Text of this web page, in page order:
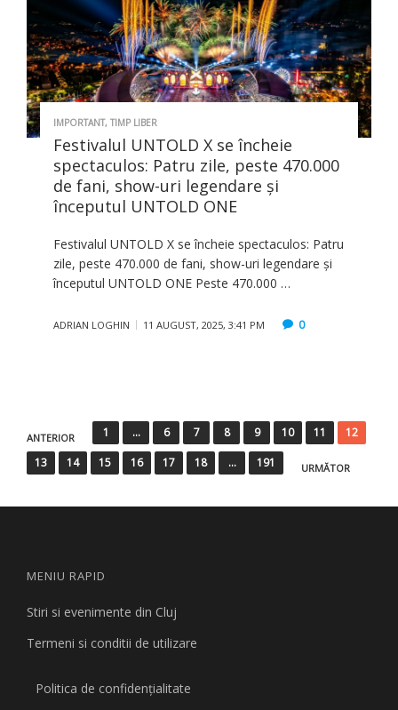
IMPORTANT, TIMP LIBER
Festivalul UNTOLD X se încheie
spectaculos: Patru zile, peste 470.000
de fani, show-uri legendare și
începutul UNTOLD ONE
Festivalul UNTOLD X se încheie spectaculos: Patru
zile, peste 470.000 de fani, show-uri legendare și
începutul UNTOLD ONE Peste 470.000 …
ADRIAN LOGHIN 11 AUGUST, 2025, 3:41 PM 0
Paginație
articole
ANTERIOR 1 … 6 7 8 9 10 11
12
13
14 15 16 17 18 … 191 URMĂTOR
MENIU RAPID
Stiri si evenimente din Cluj
Termeni si conditii de utilizare
Politica de confidențialitate